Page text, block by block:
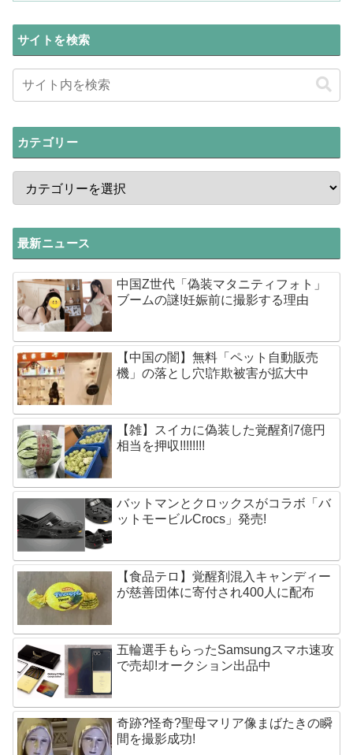
サイトを検索
カテゴリー
最新ニュース
中国Z世代「偽装マタニティフォト」
ブームの謎!妊娠前に撮影する理由
【中国の闇】無料「ペット自動販売
機」の落とし穴!詐欺被害が拡大中
【雑】スイカに偽装した覚醒剤7億円
相当を押収!!!!!!!!
バットマンとクロックスがコラボ「バ
ットモービルCrocs」発売!
【食品テロ】覚醒剤混入キャンディー
が慈善団体に寄付され400人に配布
五輪選手もらったSamsungスマホ速攻
で売却!オークション出品中
奇跡?怪奇?聖母マリア像まばたきの瞬
間を撮影成功!